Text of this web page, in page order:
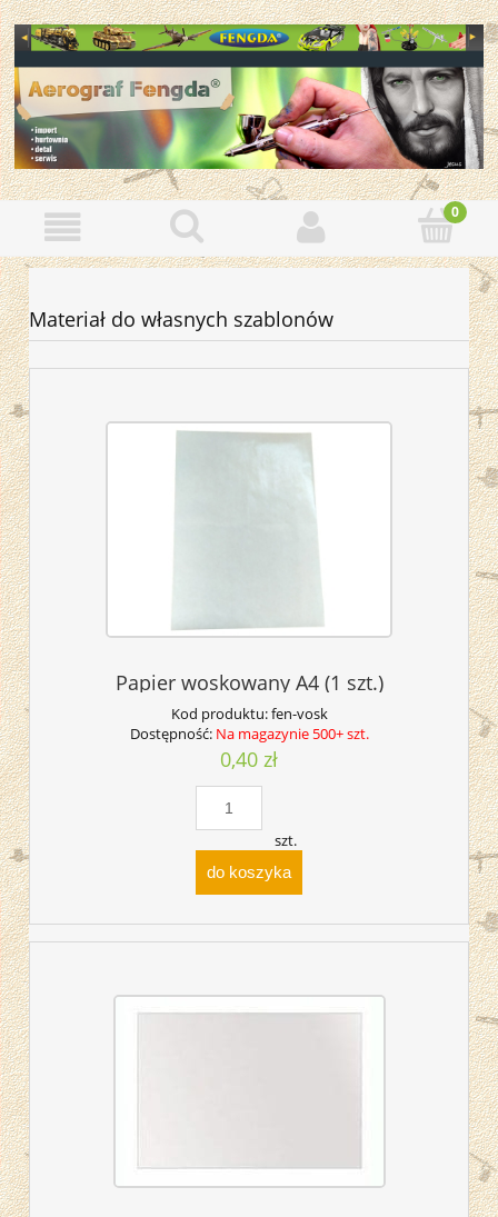
Materiał do własnych szablonów
Papier woskowany A4 (1 szt.)
Kod produktu:fen-vosk
Dostępność: Na magazynie 500+ szt.
0,40 zł
szt.
do koszyka